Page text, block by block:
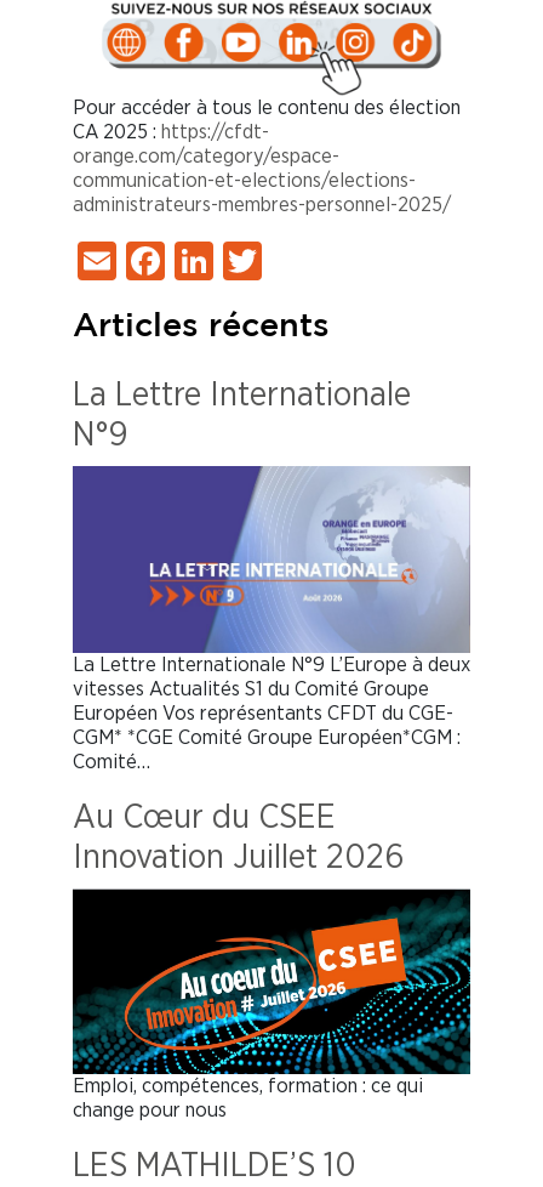
Pour accéder à tous le contenu des élection
CA 2025 : https://cfdt-
orange.com/category/espace-
communication-et-elections/elections-
administrateurs-membres-personnel-2025/
EmailFacebook
LinkedIn
Articles récents
La Lettre Internationale
N°9
La Lettre Internationale N°9 L’Europe à deux
vitesses Actualités S1 du Comité Groupe
Européen Vos représentants CFDT du CGE-
CGM* *CGE Comité Groupe Européen*CGM :
Comité…
Au Cœur du CSEE
Innovation Juillet 2026
Emploi, compétences, formation : ce qui
change pour nous
LES MATHILDE’S 10